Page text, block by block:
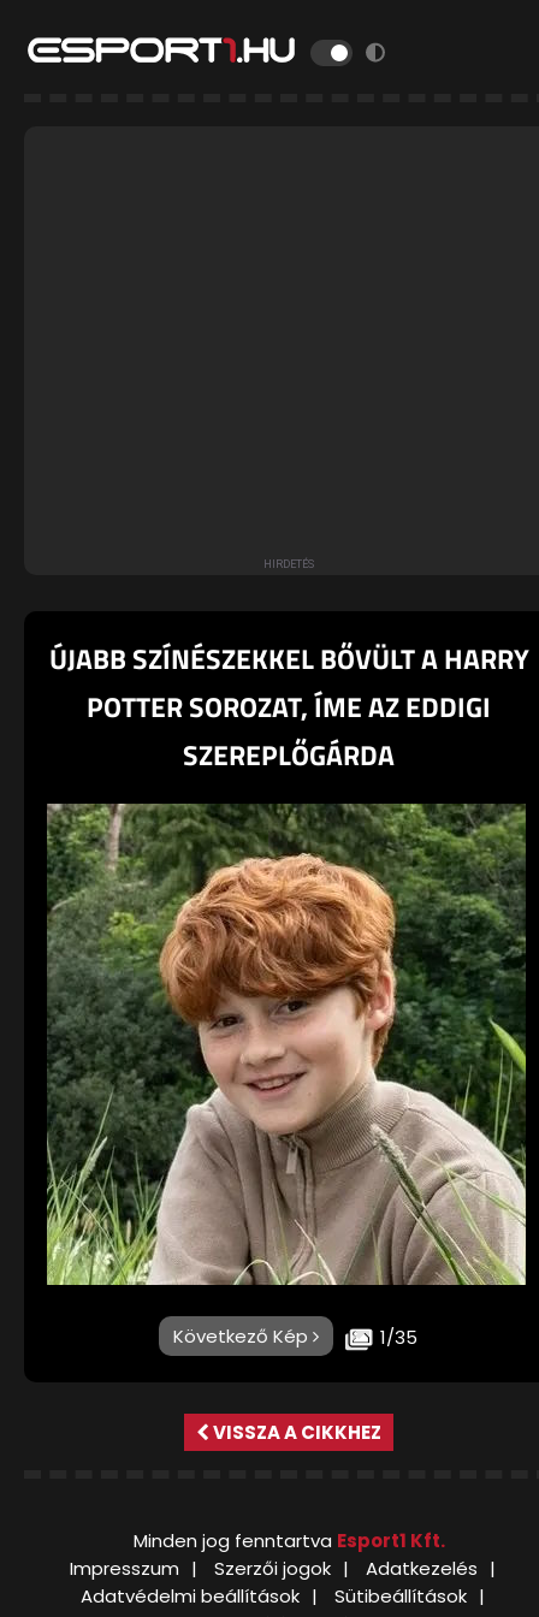
ÚJABB SZÍNÉSZEKKEL BŐVÜLT A HARRY
POTTER SOROZAT, ÍME AZ EDDIGI
SZEREPLŐGÁRDA
1/35
Következő Kép
VISSZA A CIKKHEZ
Minden jog fenntartva Esport1 Kft.
Impresszum
Szerzői jogok
Adatkezelés
Adatvédelmi beállítások
Sütibeállítások